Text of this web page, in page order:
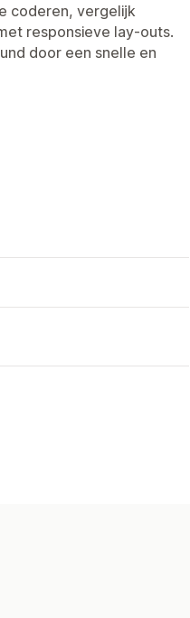
coderen, vergelijk
responsieve lay-outs.
door een snelle en